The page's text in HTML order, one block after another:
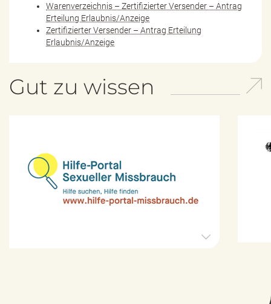
Warenverzeichnis – Zertifizierter Versender – Antrag
Erteilung Erlaubnis/Anzeige
Zertifizierter Versender – Antrag Erteilung
Erlaubnis/Anzeige
Gut zu wissen